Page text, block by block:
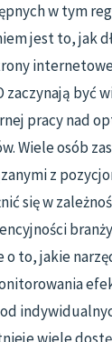
w tym
jest to, jak
zaczynają być
pracy nad
Wiele osób
z
się w
o to, jakie